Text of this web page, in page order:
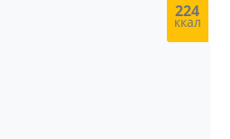
224
ккал